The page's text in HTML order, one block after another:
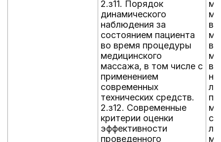
2.з11. Порядок
динамического
наблюдения за
состоянием пациента
во время процедуры
медицинского
массажа, в том числе с
применением
современных
технических средств.
2.з12. Современные
критерии оценки
эффективности
проведенного